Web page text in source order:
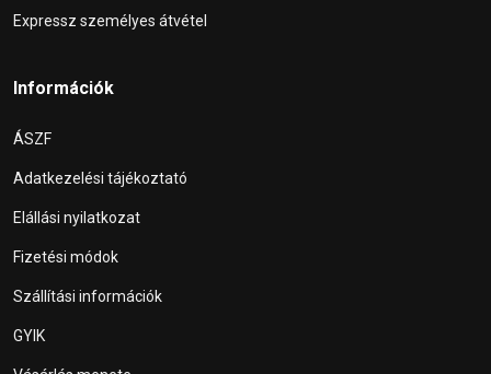
Expressz személyes átvétel
Információk
ÁSZF
Adatkezelési tájékoztató
Elállási nyilatkozat
Fizetési módok
Szállítási információk
GYIK